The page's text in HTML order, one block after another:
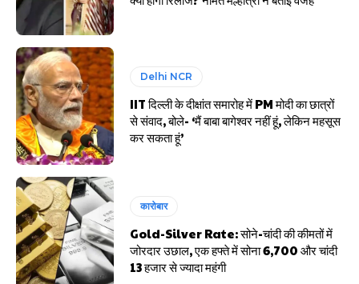
Delhi NCR
IIT दिल्ली के दीक्षांत समारोह में PM मोदी का छात्रों
से संवाद, बोले- ‘मैं बाबा बागेश्वर नहीं हूं, लेकिन महसूस
कर सकता हूं’
कारोबार
Gold-Silver Rate: सोने-चांदी की कीमतों में
जोरदार उछाल, एक हफ्ते में सोना ₹6,700 और चांदी
₹13 हजार से ज्यादा महंगी